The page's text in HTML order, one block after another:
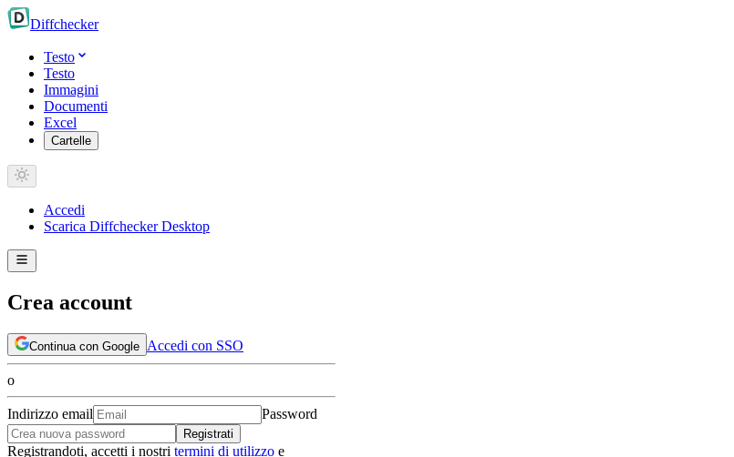
Diffchecker
Testo
Testo
Immagini
Documenti
Excel
Cartelle
Accedi
Scarica Diffchecker Desktop
Crea account
Continua con Google Accedi con SSO
o
Indirizzo email Password
Registrati
Registrandoti, accetti i nostri termini di utilizzo e